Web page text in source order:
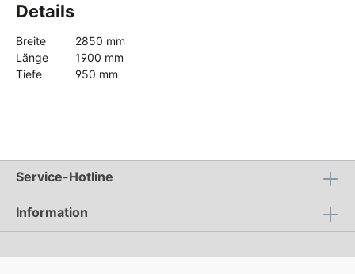
Details
Breite
2850 mm
Länge
1900 mm
Tiefe
950 mm
Service-Hotline
Information